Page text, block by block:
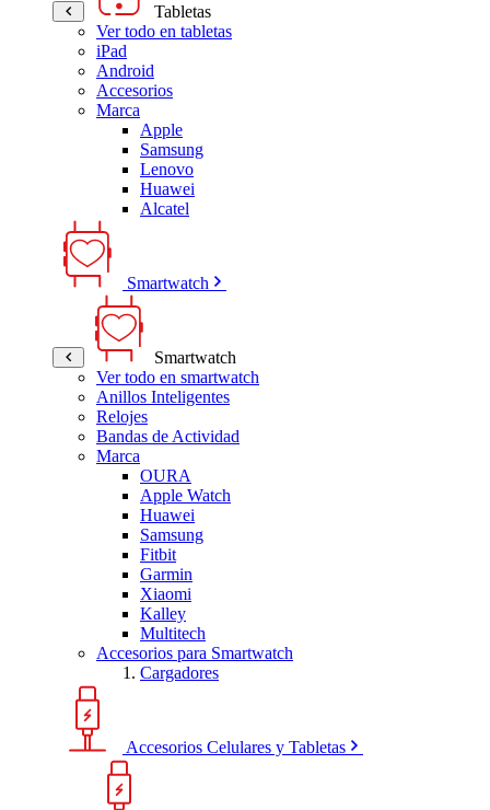
Tabletas
Ver todo en tabletas
iPad
Android
Accesorios
Marca
Apple
Samsung
Lenovo
Huawei
Alcatel
Smartwatch
Smartwatch
Ver todo en smartwatch
Anillos Inteligentes
Relojes
Bandas de Actividad
Marca
OURA
Apple Watch
Huawei
Samsung
Fitbit
Garmin
Xiaomi
Kalley
Multitech
Accesorios para Smartwatch
Cargadores
Accesorios Celulares y Tabletas